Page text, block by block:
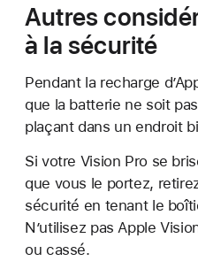
Autres
à la sécurité
Pendant la recharge
que la batterie ne soit
plaçant dans un endroit
Si votre Vision Pro se
que vous le portez,
sécurité en tenant le
N’utilisez pas Apple
ou cassé.